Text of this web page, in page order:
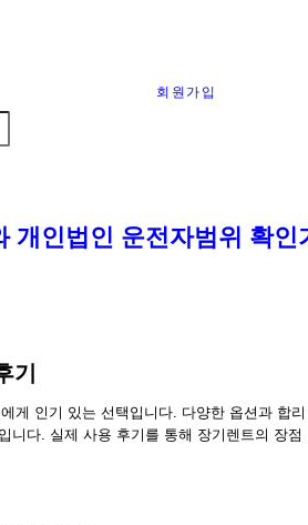
회원가입
개인법인 운전자범위 확인
기
게 인기 있는 선택입니다. 다양한 옵션과 합리
니다. 실제 사용 후기를 통해 장기렌트의 장점